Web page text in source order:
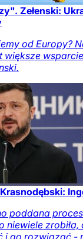
Zełenski:
od Europy?
większe
poddana
niewiele zrobiła,
i go rozwiązać -